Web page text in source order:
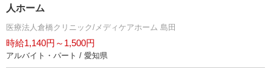
人ホーム
医療法人倉橋クリニック/メディケアホーム 島田
時給1,140円～1,500円
アルバイト・パート / 愛知県